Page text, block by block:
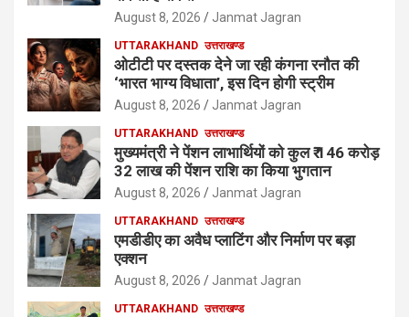
August 8, 2026 Janmat Jagran
UTTARAKHAND उत्तराखण्ड
ओटीटी पर दस्तक देने जा रही कंगना रनौत की
‘भारत भाग्य विधाता’, इस दिन होगी स्ट्रीम
August 8, 2026 Janmat Jagran
UTTARAKHAND उत्तराखण्ड
मुख्यमंत्री ने पेंशन लाभार्थियों को कुल ₹ 146 करोड़
32 लाख की पेंशन राशि का किया भुगतान
August 8, 2026 Janmat Jagran
UTTARAKHAND उत्तराखण्ड
एमडीडीए का अवैध प्लाटिंग और निर्माण पर बड़ा
एक्शन
August 8, 2026 Janmat Jagran
UTTARAKHAND उत्तराखण्ड